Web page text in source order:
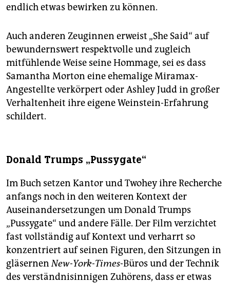
endlich etwas bewirken zu können.
Auch anderen Zeuginnen erweist „She Said“ auf
bewundernswert respektvolle und zugleich
mitfühlende Weise seine Hommage, sei es dass
Samantha Morton eine ehemalige Miramax-
Angestellte verkörpert oder Ashley Judd in großer
Verhaltenheit ihre eigene Weinstein-Erfahrung
schildert.
Donald Trumps „Pussygate“
Im Buch setzen Kantor und Twohey ihre Recherche
anfangs noch in den weiteren Kontext der
Auseinandersetzungen um Donald Trumps
„Pussygate“ und andere Fälle. Der Film verzichtet
fast vollständig auf Kontext und verharrt so
konzentriert auf seinen Figuren, den Sitzungen in
gläsernenNew-York-Times-Büros und der Technik
des verständnisinnigen Zuhörens, dass er etwas